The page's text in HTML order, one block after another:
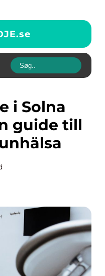
se
guide till